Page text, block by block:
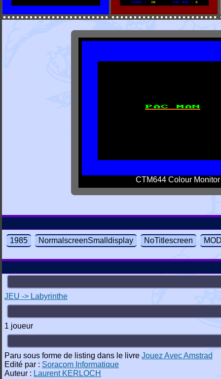
CTM644 Colour Monitor
1985 NormalscreenSmalldisplay NoTitlescreen
JEU -> Labyrinthe
1 joueur
Paru sous forme de listing dans le livre Jouez Avec Amstrad
Edité par : Soracom Informatique
Auteur : Laurent KERLOCH